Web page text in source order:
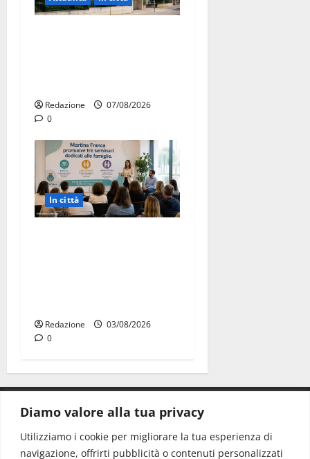
Diamo valore alla tua privacy
Utilizziamo i cookie per migliorare la tua esperienza di
navigazione, offrirti pubblicità o contenuti personalizzati
Redazione
07/08/2026
0
In città
Redazione
03/08/2026
0
CONTATTI.